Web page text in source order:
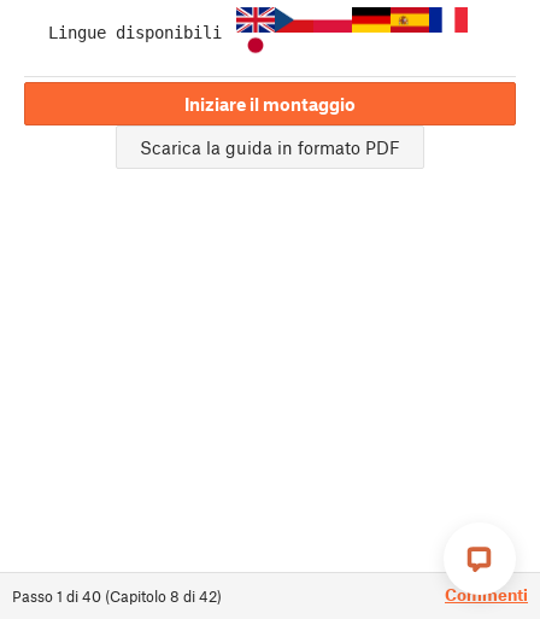
Passo1 di40 (Capitolo8 di42) Commenti
Lingue disponibili
Iniziare il montaggio
Scarica la guida in formato PDF